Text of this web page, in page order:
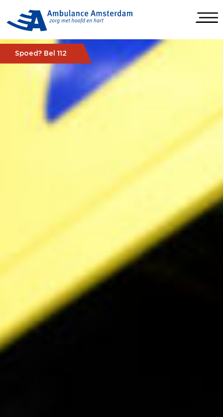
Spoed? Bel 112